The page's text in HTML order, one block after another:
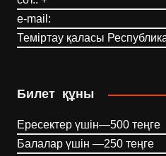
e-mail:
Теміртау қаласы
Билет құны
Ересектер үшін—500 теңге
Балалар үшін —250 теңге